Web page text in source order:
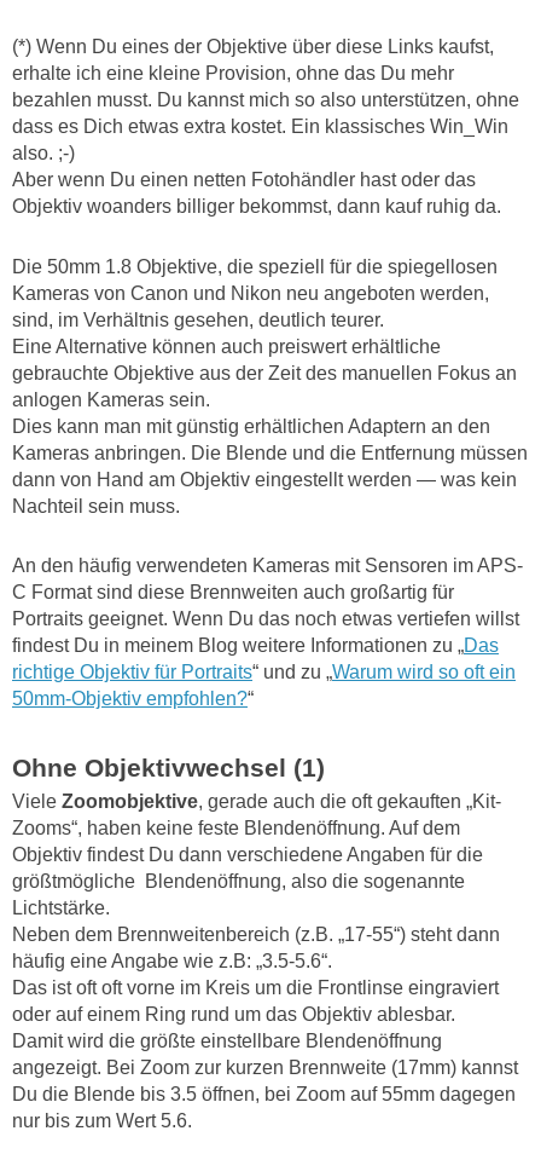
(*) Wenn Du eines der Objektive über diese Links kaufst,
erhalte ich eine kleine Provision, ohne das Du mehr
bezahlen musst. Du kannst mich so also unterstützen, ohne
dass es Dich etwas extra kostet. Ein klassisches Win_Win
also. ;-)
Aber wenn Du einen netten Fotohändler hast oder das
Objektiv woanders billiger bekommst, dann kauf ruhig da.
Die 50mm 1.8 Objektive, die speziell für die spiegellosen
Kameras von Canon und Nikon neu angeboten werden,
sind, im Verhältnis gesehen, deutlich teurer.
Eine Alternative können auch preiswert erhältliche
gebrauchte Objektive aus der Zeit des manuellen Fokus an
anlogen Kameras sein.
Dies kann man mit günstig erhältlichen Adaptern an den
Kameras anbringen. Die Blende und die Entfernung müssen
dann von Hand am Objektiv eingestellt werden — was kein
Nachteil sein muss.
An den häufig verwendeten Kameras mit Sensoren im APS-
C Format sind diese Brennweiten auch großartig für
Portraits geeignet. Wenn Du das noch etwas vertiefen willst
findest Du in meinem Blog weitere Informationen zu „Das
richtige Objektiv für Portraits“ und zu „Warum wird so oft ein
50mm-Objektiv empfohlen?“
Ohne Objektivwechsel (1)
Viele Zoomobjektive, gerade auch die oft gekauften „Kit-
Zooms“, haben keine feste Blendenöffnung. Auf dem
Objektiv findest Du dann verschiedene Angaben für die
größtmögliche Blendenöffnung, also die sogenannte
Lichtstärke.
Neben dem Brennweitenbereich (z.B. „17-55“) steht dann
häufig eine Angabe wie z.B: „3.5-5.6“.
Das ist oft oft vorne im Kreis um die Frontlinse eingraviert
oder auf einem Ring rund um das Objektiv ablesbar.
Damit wird die größte einstellbare Blendenöffnung
angezeigt. Bei Zoom zur kurzen Brennweite (17mm) kannst
Du die Blende bis 3.5 öffnen, bei Zoom auf 55mm dagegen
nur bis zum Wert 5.6.